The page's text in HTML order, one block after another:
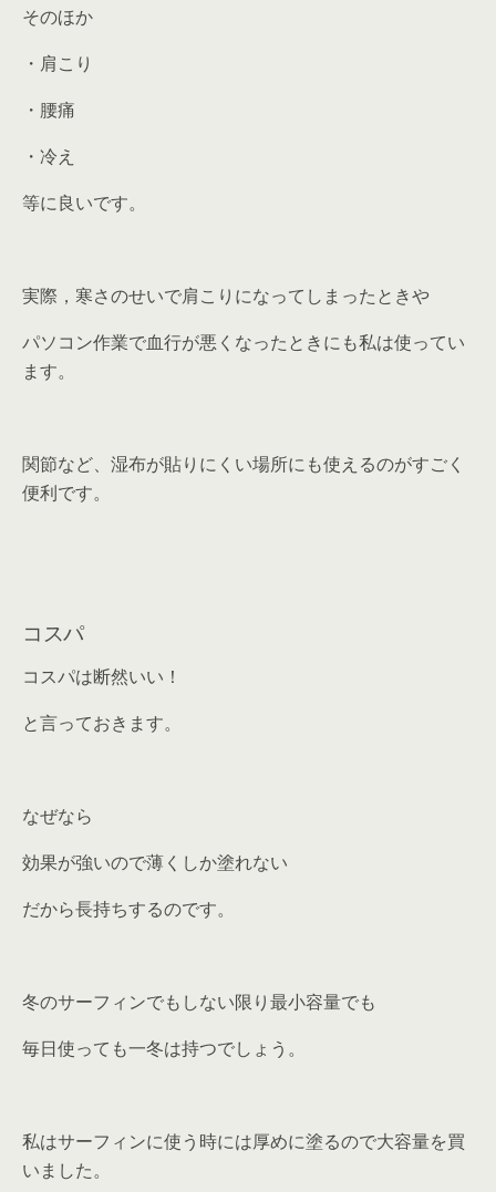
そのほか
・肩こり
・腰痛
・冷え
等に良いです。
実際，寒さのせいで肩こりになってしまったときや
パソコン作業で血行が悪くなったときにも私は使ってい
ます。
関節など、湿布が貼りにくい場所にも使えるのがすごく
便利です。
コスパ
コスパは断然いい！
と言っておきます。
なぜなら
効果が強いので薄くしか塗れない
だから長持ちするのです。
冬のサーフィンでもしない限り最小容量でも
毎日使っても一冬は持つでしょう。
私はサーフィンに使う時には厚めに塗るので大容量を買
いました。